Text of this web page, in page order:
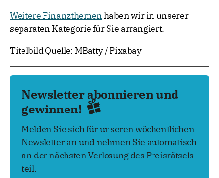
Weitere Finanzthemenhaben wir in unserer
separaten Kategorie für Sie arrangiert.
Titelbild Quelle: MBatty / Pixabay
Newsletter abonnieren und
gewinnen!
Melden Sie sich für unseren wöchentlichen
Newsletter an und nehmen Sie automatisch
an der nächsten Verlosung des Preisrätsels
teil.